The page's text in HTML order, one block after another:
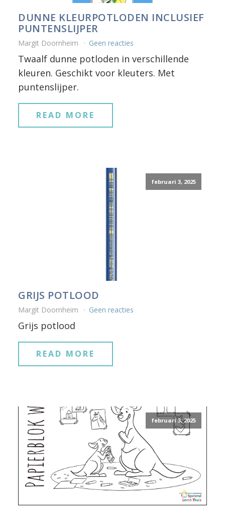
DUNNE KLEURPOTLODEN INCLUSIEF
PUNTENSLIJPER
Margit Doornheim Geen reacties
Twaalf dunne potloden in verschillende
kleuren. Geschikt voor kleuters. Met
puntenslijper.
READ MORE
februari 3, 2025
GRIJS POTLOOD
Margit Doornheim Geen reacties
Grijs potlood
READ MORE
februari 3, 2025